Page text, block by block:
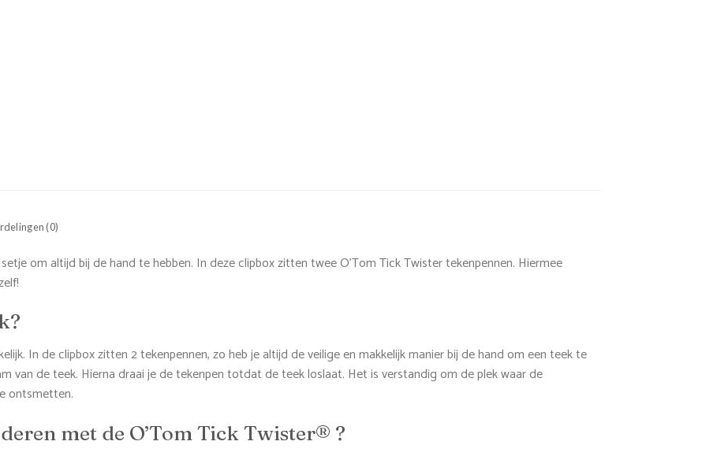
(0)
om altijd bij de hand te hebben. In deze clipbox zitten twee O’Tom Tick Twister tekenpennen. Hiermee
In de clipbox zitten 2 tekenpennen, zo heb je altijd de veilige en makkelijk manier bij de hand om een teek te
van de teek. Hierna draai je de tekenpen totdat de teek loslaat. Het is verstandig om de plek waar de
ontsmetten.
met de O’Tom Tick Twister® ?